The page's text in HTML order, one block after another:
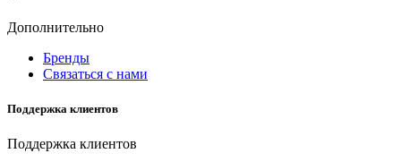
Дополнительно
Бренды
Связаться с нами
Поддержка клиентов
Поддержка клиентов